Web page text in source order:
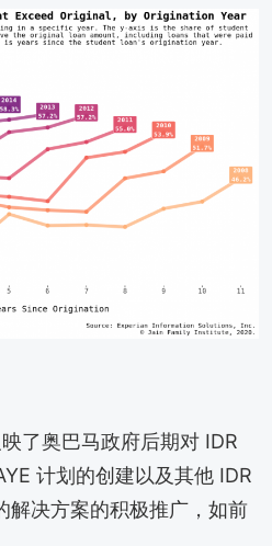
了奥巴马政府后期对 IDR
计划的创建以及其他 IDR
解决方案的积极推广，如前